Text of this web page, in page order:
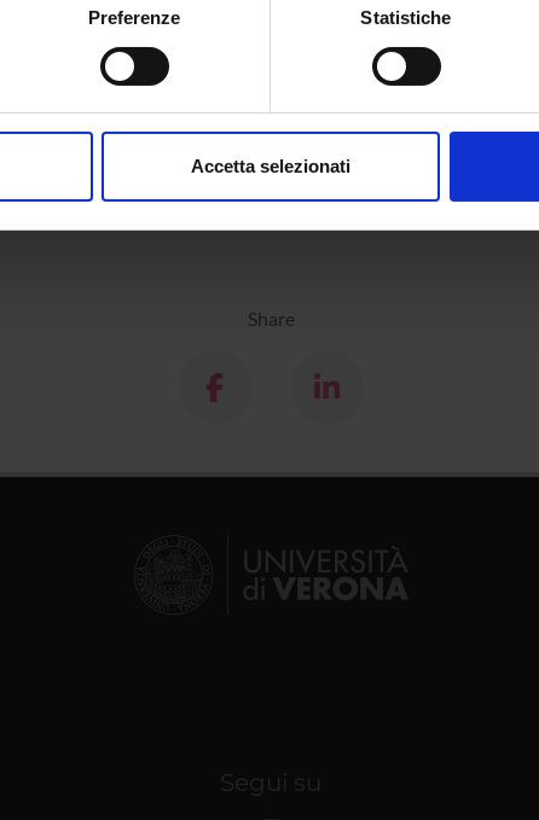
sulla tua posizione geografica, con un'approssimazione di
in qualsiasi momento dalla Dichiarazione sui cookie.
Preferenze Statistiche
Accetta selezionati
Share
Segui su